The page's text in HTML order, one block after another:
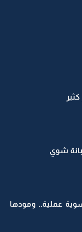
شوي
عملية.. ومودها